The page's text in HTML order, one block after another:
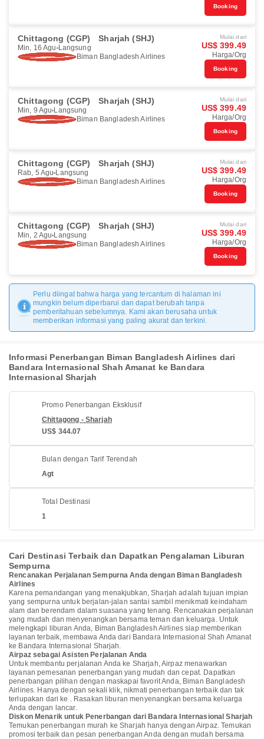
Booking
Chittagong (CGP) Sharjah (SHJ)
Min, 16 Agu Langsung
Biman Bangladesh Airlines
Mulai dari
US$ 399.49
Harga/Org
Booking
Chittagong (CGP) Sharjah (SHJ)
Min, 9 Agu Langsung
Biman Bangladesh Airlines
Mulai dari
US$ 399.49
Harga/Org
Booking
Chittagong (CGP) Sharjah (SHJ)
Rab, 5 Agu Langsung
Biman Bangladesh Airlines
Mulai dari
US$ 399.49
Harga/Org
Booking
Chittagong (CGP) Sharjah (SHJ)
Min, 2 Agu Langsung
Biman Bangladesh Airlines
Mulai dari
US$ 399.49
Harga/Org
Booking
Perlu diingat bahwa harga yang tercantum di halaman ini
mungkin belum diperbarui dan dapat berubah tanpa
pemberitahuan sebelumnya. Kami akan berusaha untuk
memberikan informasi yang paling akurat dan terkini.
Informasi Penerbangan Biman Bangladesh Airlines dari
Bandara Internasional Shah Amanat ke Bandara
Internasional Sharjah
Promo Penerbangan Eksklusif
Chittagong - Sharjah
US$ 344.07
Bulan dengan Tarif Terendah
Agt
Total Destinasi
1
Cari Destinasi Terbaik dan Dapatkan Pengalaman Liburan
Sempurna
Rencanakan Perjalanan Sempurna Anda dengan Biman Bangladesh
Airlines
Karena pemandangan yang menakjubkan, Sharjah adalah tujuan impian
yang sempurna untuk berjalan-jalan santai sambil menikmati keindaham
alam dan berendam dalam suasana yang tenang. Rencanakan perjalanan
yang mudah dan menyenangkan bersama teman dan keluarga. Untuk
melengkapi liburan Anda, Biman Bangladesh Airlines siap memberikan
layanan terbaik, membawa Anda dari Bandara Internasional Shah Amanat
ke Bandara Internasional Sharjah.
Airpaz sebagai Asisten Perjalanan Anda
Untuk membantu perjalanan Anda ke Sharjah, Airpaz menawarkan
layanan pemesanan penerbangan yang mudah dan cepat. Dapatkan
penerbangan pilihan dengan maskapai favorit Anda, Biman Bangladesh
Airlines. Hanya dengan sekali klik, nikmati penerbangan terbaik dan tak
terlupakan dari ke . Rasakan liburan menyenangkan bersama keluarga
Anda dengan lancar.
Diskon Menarik untuk Penerbangan dari Bandara Internasional Sharjah
Temukan penerbangan murah ke Sharjah hanya dengan Airpaz. Temukan
promosi terbaik dan pesan penerbangan Anda dengan mudah bersama